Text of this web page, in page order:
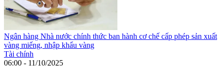
Ngân hàng Nhà nước chính thức ban hành cơ chế cấp phép sản xuất
vàng miếng, nhập khẩu vàng
Tài chính
06:00 - 11/10/2025